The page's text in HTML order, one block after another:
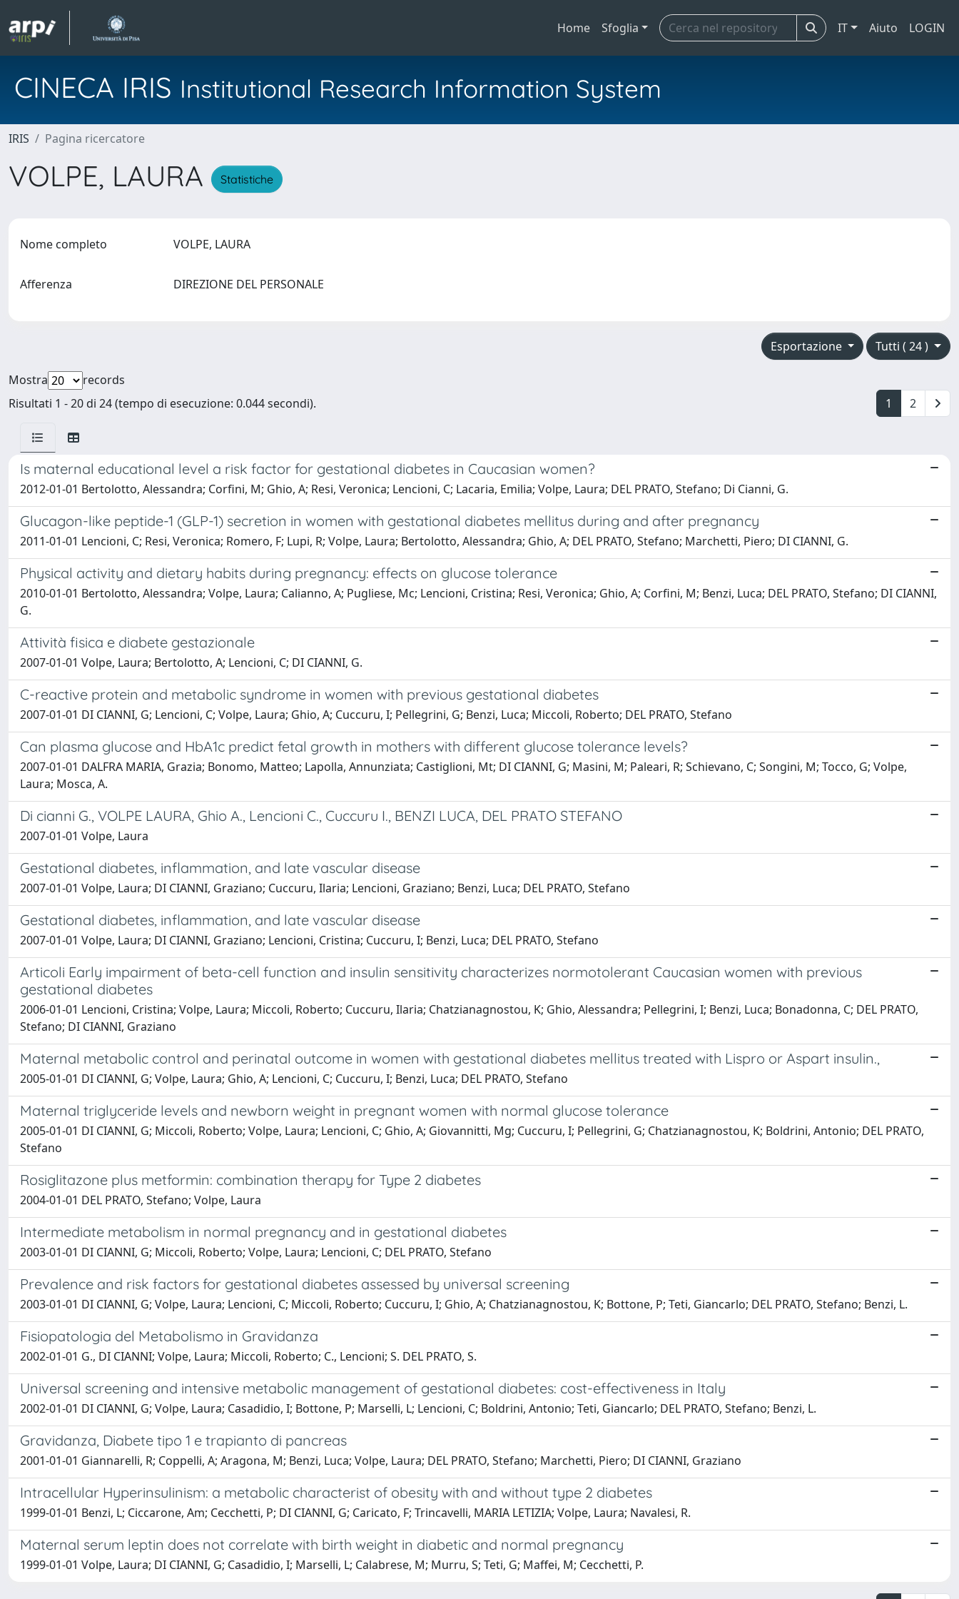
Home Sfoglia IT Aiuto LOGIN
CINECA IRIS Institutional Research Information System
IRIS Pagina ricercatore
VOLPE, LAURA Statistiche
Nome completo VOLPE, LAURA
Afferenza DIREZIONE DEL PERSONALE
Tutti ( 24 )
Esportazione
Mostra
records
Risultati 1 - 20 di 24 (tempo di esecuzione: 0.044 secondi).
1 2
Is maternal educational level a risk factor for gestational diabetes in Caucasian women?
2012-01-01 Bertolotto, Alessandra; Corfini, M; Ghio, A; Resi, Veronica; Lencioni, C; Lacaria, Emilia; Volpe, Laura; DEL PRATO, Stefano; Di Cianni, G.
Glucagon-like peptide-1 (GLP-1) secretion in women with gestational diabetes mellitus during and after pregnancy
2011-01-01 Lencioni, C; Resi, Veronica; Romero, F; Lupi, R; Volpe, Laura; Bertolotto, Alessandra; Ghio, A; DEL PRATO, Stefano; Marchetti, Piero; DI CIANNI, G.
Physical activity and dietary habits during pregnancy: effects on glucose tolerance
2010-01-01 Bertolotto, Alessandra; Volpe, Laura; Calianno, A; Pugliese, Mc; Lencioni, Cristina; Resi, Veronica; Ghio, A; Corfini, M; Benzi, Luca; DEL PRATO, Stefano; DI CIANNI,
G.
Attività fisica e diabete gestazionale
2007-01-01 Volpe, Laura; Bertolotto, A; Lencioni, C; DI CIANNI, G.
C-reactive protein and metabolic syndrome in women with previous gestational diabetes
2007-01-01 DI CIANNI, G; Lencioni, C; Volpe, Laura; Ghio, A; Cuccuru, I; Pellegrini, G; Benzi, Luca; Miccoli, Roberto; DEL PRATO, Stefano
Can plasma glucose and HbA1c predict fetal growth in mothers with different glucose tolerance levels?
2007-01-01 DALFRA MARIA, Grazia; Bonomo, Matteo; Lapolla, Annunziata; Castiglioni, Mt; DI CIANNI, G; Masini, M; Paleari, R; Schievano, C; Songini, M; Tocco, G; Volpe,
Laura; Mosca, A.
Di cianni G., VOLPE LAURA, Ghio A., Lencioni C., Cuccuru I., BENZI LUCA, DEL PRATO STEFANO
2007-01-01 Volpe, Laura
Gestational diabetes, inflammation, and late vascular disease
2007-01-01 Volpe, Laura; DI CIANNI, Graziano; Cuccuru, Ilaria; Lencioni, Graziano; Benzi, Luca; DEL PRATO, Stefano
Gestational diabetes, inflammation, and late vascular disease
2007-01-01 Volpe, Laura; DI CIANNI, Graziano; Lencioni, Cristina; Cuccuru, I; Benzi, Luca; DEL PRATO, Stefano
Articoli Early impairment of beta-cell function and insulin sensitivity characterizes normotolerant Caucasian women with previous
gestational diabetes
2006-01-01 Lencioni, Cristina; Volpe, Laura; Miccoli, Roberto; Cuccuru, Ilaria; Chatzianagnostou, K; Ghio, Alessandra; Pellegrini, I; Benzi, Luca; Bonadonna, C; DEL PRATO,
Stefano; DI CIANNI, Graziano
Maternal metabolic control and perinatal outcome in women with gestational diabetes mellitus treated with Lispro or Aspart insulin.,
2005-01-01 DI CIANNI, G; Volpe, Laura; Ghio, A; Lencioni, C; Cuccuru, I; Benzi, Luca; DEL PRATO, Stefano
Maternal triglyceride levels and newborn weight in pregnant women with normal glucose tolerance
2005-01-01 DI CIANNI, G; Miccoli, Roberto; Volpe, Laura; Lencioni, C; Ghio, A; Giovannitti, Mg; Cuccuru, I; Pellegrini, G; Chatzianagnostou, K; Boldrini, Antonio; DEL PRATO,
Stefano
Rosiglitazone plus metformin: combination therapy for Type 2 diabetes
2004-01-01 DEL PRATO, Stefano; Volpe, Laura
Intermediate metabolism in normal pregnancy and in gestational diabetes
2003-01-01 DI CIANNI, G; Miccoli, Roberto; Volpe, Laura; Lencioni, C; DEL PRATO, Stefano
Prevalence and risk factors for gestational diabetes assessed by universal screening
2003-01-01 DI CIANNI, G; Volpe, Laura; Lencioni, C; Miccoli, Roberto; Cuccuru, I; Ghio, A; Chatzianagnostou, K; Bottone, P; Teti, Giancarlo; DEL PRATO, Stefano; Benzi, L.
Fisiopatologia del Metabolismo in Gravidanza
2002-01-01 G., DI CIANNI; Volpe, Laura; Miccoli, Roberto; C., Lencioni; S. DEL PRATO, S.
Universal screening and intensive metabolic management of gestational diabetes: cost-effectiveness in Italy
2002-01-01 DI CIANNI, G; Volpe, Laura; Casadidio, I; Bottone, P; Marselli, L; Lencioni, C; Boldrini, Antonio; Teti, Giancarlo; DEL PRATO, Stefano; Benzi, L.
Gravidanza, Diabete tipo 1 e trapianto di pancreas
2001-01-01 Giannarelli, R; Coppelli, A; Aragona, M; Benzi, Luca; Volpe, Laura; DEL PRATO, Stefano; Marchetti, Piero; DI CIANNI, Graziano
Intracellular Hyperinsulinism: a metabolic characterist of obesity with and without type 2 diabetes
1999-01-01 Benzi, L; Ciccarone, Am; Cecchetti, P; DI CIANNI, G; Caricato, F; Trincavelli, MARIA LETIZIA; Volpe, Laura; Navalesi, R.
Maternal serum leptin does not correlate with birth weight in diabetic and normal pregnancy
1999-01-01 Volpe, Laura; DI CIANNI, G; Casadidio, I; Marselli, L; Calabrese, M; Murru, S; Teti, G; Maffei, M; Cecchetti, P.